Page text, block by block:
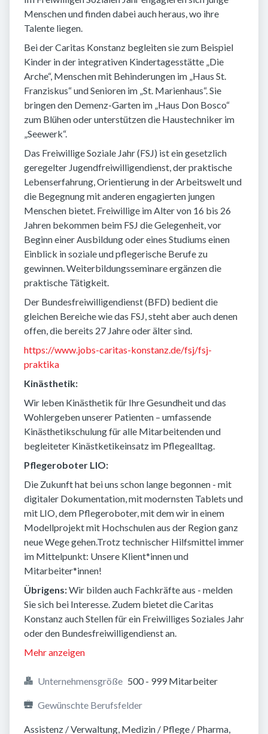
Menschen und finden dabei auch heraus, wo ihre
Talente liegen.
Bei der Caritas Konstanz begleiten sie zum Beispiel
Kinder in der integrativen Kindertagesstätte „Die
Arche“, Menschen mit Behinderungen im „Haus St.
Franziskus“ und Senioren im „St. Marienhaus“. Sie
bringen den Demenz-Garten im „Haus Don Bosco“
zum Blühen oder unterstützen die Haustechniker im
„Seewerk“.
Das Freiwillige Soziale Jahr (FSJ) ist ein gesetzlich
geregelter Jugendfreiwilligendienst, der praktische
Lebenserfahrung, Orientierung in der Arbeitswelt und
die Begegnung mit anderen engagierten jungen
Menschen bietet. Freiwillige im Alter von 16 bis 26
Jahren bekommen beim FSJ die Gelegenheit, vor
Beginn einer Ausbildung oder eines Studiums einen
Einblick in soziale und pflegerische Berufe zu
gewinnen. Weiterbildungsseminare ergänzen die
praktische Tätigkeit.
Der Bundesfreiwilligendienst (BFD) bedient die
gleichen Bereiche wie das FSJ, steht aber auch denen
offen, die bereits 27 Jahre oder älter sind.
https://www.jobs-caritas-konstanz.de/fsj/fsj-
praktika
Kinästhetik:
Wir leben Kinästhetik für Ihre Gesundheit und das
Wohlergeben unserer Patienten – umfassende
Kinästhetikschulung für alle Mitarbeitenden und
begleiteter Kinästketikeinsatz im Pflegealltag.
Pflegeroboter LIO:
Die Zukunft hat bei uns schon lange begonnen - mit
digitaler Dokumentation, mit modernsten Tablets und
mit LIO, dem Pflegeroboter, mit dem wir in einem
Modellprojekt mit Hochschulen aus der Region ganz
neue Wege gehen.Trotz technischer Hilfsmittel immer
im Mittelpunkt: Unsere Klient*innen und
Mitarbeiter*innen!
Übrigens:Wir bilden auch Fachkräfte aus - melden
Sie sich bei Interesse. Zudem bietet die Caritas
Konstanz auch Stellen für ein Freiwilliges Soziales Jahr
oder den Bundesfreiwilligendienst an.
Mehr anzeigen
Unternehmensgröße 500 - 999 Mitarbeiter
Gewünschte Berufsfelder
Assistenz / Verwaltung, Medizin / Pflege / Pharma,